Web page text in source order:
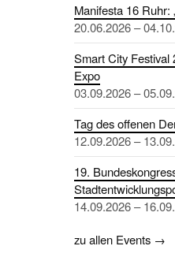
Manifesta 16 Ruhr:
20.06.2026 –
Smart City Festival
Expo
03.09.2026 –
Tag des offenen
12.09.2026 –
19.
14.09.2026 –
zu allen Events →